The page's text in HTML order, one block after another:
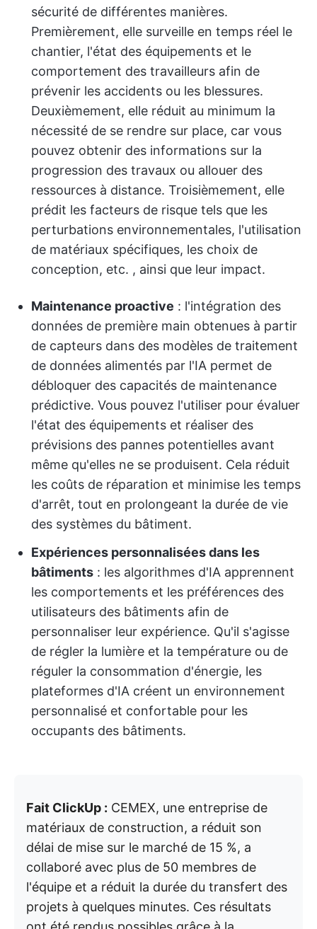
sécurité de différentes manières.
Premièrement, elle surveille en temps réel le
chantier, l'état des équipements et le
comportement des travailleurs afin de
prévenir les accidents ou les blessures.
Deuxièmement, elle réduit au minimum la
nécessité de se rendre sur place, car vous
pouvez obtenir des informations sur la
progression des travaux ou allouer des
ressources à distance. Troisièmement, elle
prédit les facteurs de risque tels que les
perturbations environnementales, l'utilisation
de matériaux spécifiques, les choix de
conception, etc. , ainsi que leur impact.
Maintenance proactive : l'intégration des
données de première main obtenues à partir
de capteurs dans des modèles de traitement
de données alimentés par l'IA permet de
débloquer des capacités de maintenance
prédictive. Vous pouvez l'utiliser pour évaluer
l'état des équipements et réaliser des
prévisions des pannes potentielles avant
même qu'elles ne se produisent. Cela réduit
les coûts de réparation et minimise les temps
d'arrêt, tout en prolongeant la durée de vie
des systèmes du bâtiment.
Expériences personnalisées dans les
bâtiments : les algorithmes d'IA apprennent
les comportements et les préférences des
utilisateurs des bâtiments afin de
personnaliser leur expérience. Qu'il s'agisse
de régler la lumière et la température ou de
réguler la consommation d'énergie, les
plateformes d'IA créent un environnement
personnalisé et confortable pour les
occupants des bâtiments.
Fait ClickUp : CEMEX, une entreprise de
matériaux de construction, a réduit son
délai de mise sur le marché de 15 %, a
collaboré avec plus de 50 membres de
l'équipe et a réduit la durée du transfert des
projets à quelques minutes. Ces résultats